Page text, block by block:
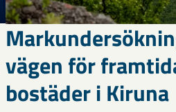
vägen för
bostäder i Kiruna